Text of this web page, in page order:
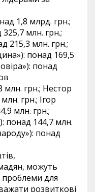
1,8 млрд. грн.;
млн. грн.;
215,3 млн. грн.;
понад 169,5
понад
млн. грн.; Нестор
грн.; Ігор
млн. грн.;
понад 144,7 млн.
понад
можуть
проблеми для
розвиткові